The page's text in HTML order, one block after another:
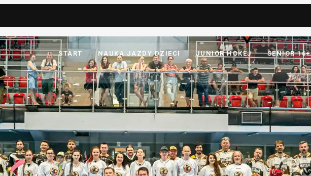
START NAUKA JAZDY DZIECI JUNIOR HOKEJ SENIOR 16+